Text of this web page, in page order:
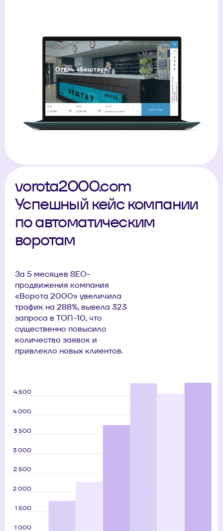
vorota2000.com
Успешный кейс компании
по автоматическим
воротам
За 5 месяцев SEO-
продвижения компания
«Ворота 2000» увеличила
трафик на 288%, вывела 323
запроса в ТОП-10, что
существенно повысило
количество заявок и
привлекло новых клиентов.